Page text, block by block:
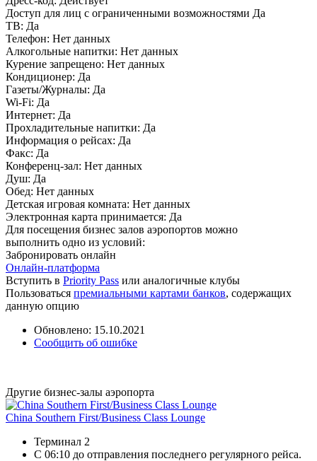
Доступ для лиц с ограниченными возможностями Да
ТВ: Да
Телефон: Нет данных
Алкогольные напитки: Нет данных
Курение запрещено: Нет данных
Кондиционер: Да
Газеты/Журналы: Да
Wi-Fi: Да
Интернет: Да
Прохладительные напитки: Да
Информация о рейсах: Да
Факс: Да
Конференц-зал: Нет данных
Душ: Да
Обед: Нет данных
Детская игровая комната: Нет данных
Электронная карта принимается: Да
Для посещения бизнес залов аэропортов можно
выполнить одно из условий:
Забронировать онлайн
Онлайн-платформа
Вступить в Priority Pass или аналогичные клубы
Пользоваться премиальными картами банков, содержащих
данную опцию
Обновлено: 15.10.2021
Сообщить об ошибке
Другие бизнес-залы аэропорта
China Southern First/Business Class Lounge
Терминал 2
С 06:10 до отправления последнего регулярного рейса.